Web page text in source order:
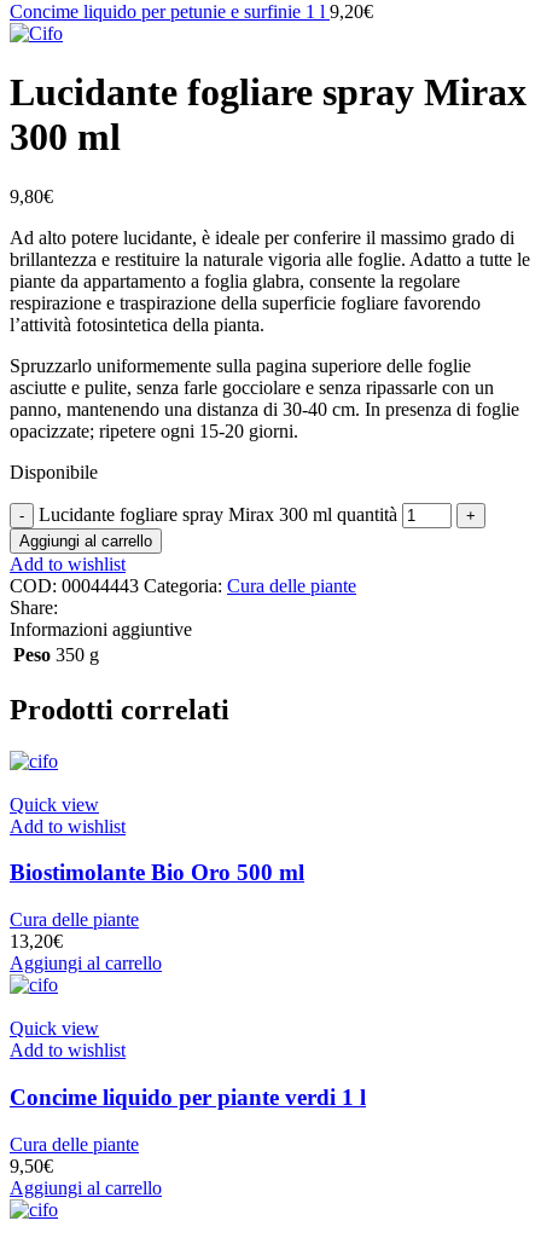
Concime liquido per petunie e surfinie 1 l 9,20€
Lucidante fogliare spray Mirax
300 ml
9,80€
Ad alto potere lucidante, è ideale per conferire il massimo grado di
brillantezza e restituire la naturale vigoria alle foglie. Adatto a tutte le
piante da appartamento a foglia glabra, consente la regolare
respirazione e traspirazione della superficie fogliare favorendo
l’attività fotosintetica della pianta.
Spruzzarlo uniformemente sulla pagina superiore delle foglie
asciutte e pulite, senza farle gocciolare e senza ripassarle con un
panno, mantenendo una distanza di 30-40 cm. In presenza di foglie
opacizzate; ripetere ogni 15-20 giorni.
Disponibile
Lucidante fogliare spray Mirax 300 ml quantità
Aggiungi al carrello
Add to wishlist
COD: 00044443 Categoria: Cura delle piante
Share:
Informazioni aggiuntive
Peso 350 g
Prodotti correlati
Quick view
Add to wishlist
Biostimolante Bio Oro 500 ml
Cura delle piante
13,20€
Aggiungi al carrello
Quick view
Add to wishlist
Concime liquido per piante verdi 1 l
Cura delle piante
9,50€
Aggiungi al carrello